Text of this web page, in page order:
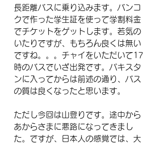
長距離バスに乗り込みます。バンコ
クで作った学生証を使って学割料金
でチケットをゲットします。若気の
いたりですが、もちろん良くは無い
ですね。。。チャイをいただいて17
時のバスでいざ出発です。パキスタ
ンに入ってからは前述の通り、バス
の質は良くなったと思います。
ただし今回は山登りです。途中から
あからさまに悪路になってきまし
た。ですが、日本人の感覚では、大